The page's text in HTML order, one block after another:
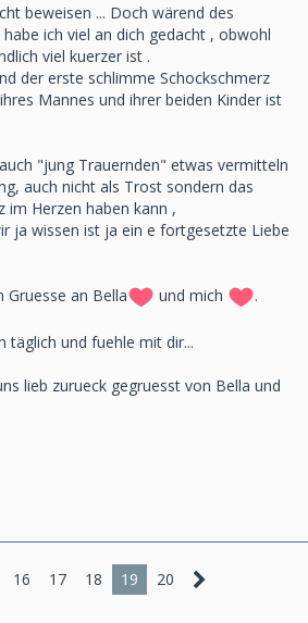
beweisen ... Doch wärend des
ich viel an dich gedacht , obwohl
viel kuerzer ist .
der erste schlimme Schockschmerz
Mannes und ihrer beiden Kinder ist
"jung Trauernden" etwas vermitteln
auch nicht als Trost sondern das
im Herzen haben kann ,
ja wissen ist ja ein e fortgesetzte Liebe
Gruesse an Bella und mich .
täglich und fuehle mit dir...
lieb zurueck gegruesst von Bella und
16 17 18 19 20